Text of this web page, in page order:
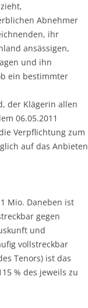
Abnehmer
ihr
ansässigen,
und ihn
ein bestimmter
der Klägerin allen
06.05.2011
Verpflichtung zum
auf das Anbieten
Mio. Daneben ist
gegen
und
vollstreckbar
Tenors) ist das
% des jeweils zu